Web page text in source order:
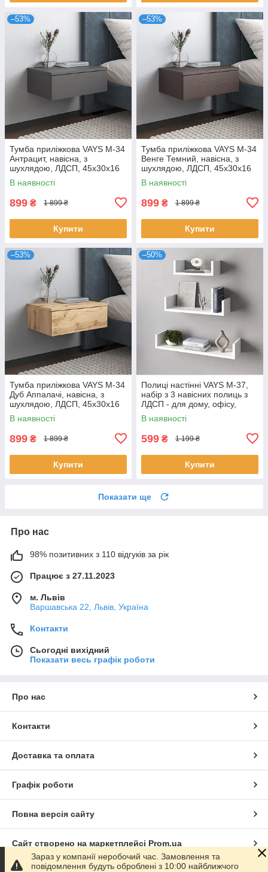
–53%
Тумба приліжкова VAYS M-34
Антрацит, навісна, з
шухлядою, ЛДСП, 45х30х16
см – для спальні
В наявності
899 ₴ 1 899 ₴
Купити
–53%
Тумба приліжкова VAYS M-34
Венге Темний, навісна, з
шухлядою, ЛДСП, 45х30х16
см – для спальні
В наявності
899 ₴ 1 899 ₴
Купити
–53%
Тумба приліжкова VAYS M-34
Дуб Аппалачі, навісна, з
шухлядою, ЛДСП, 45х30х16
см – для спальні
В наявності
899 ₴ 1 899 ₴
Купити
–50%
Полиці настінні VAYS M-37,
набір з 3 навісних полиць з
ЛДСП - для дому, офісу,
вітальні
В наявності
599 ₴ 1 199 ₴
Купити
Показати ще
Про нас
98% позитивних з 110 відгуків за рік
Працює з 27.11.2023
м. Львів
Варшавська 22, Львів, Україна
Контакти
Сьогодні вихідний
Показати весь графік роботи
Про нас
Контакти
Доставка та оплата
Графік роботи
Повна версія сайту
Сайт створено на маркетплейсі Prom.ua
Зараз у компанії неробочий час. Замовлення та
повідомлення будуть оброблені з 10:00 найближчого